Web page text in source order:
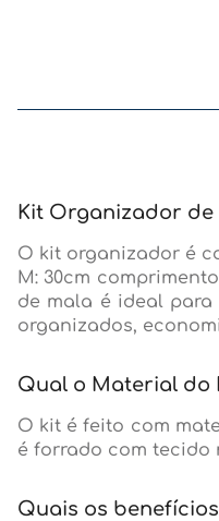
Kit Organizador de
O kit organizador é
M: 30cm
de mala é ideal
organizados,
Qual o Material do
O kit é feito com
é forrado com tecido
Quais os